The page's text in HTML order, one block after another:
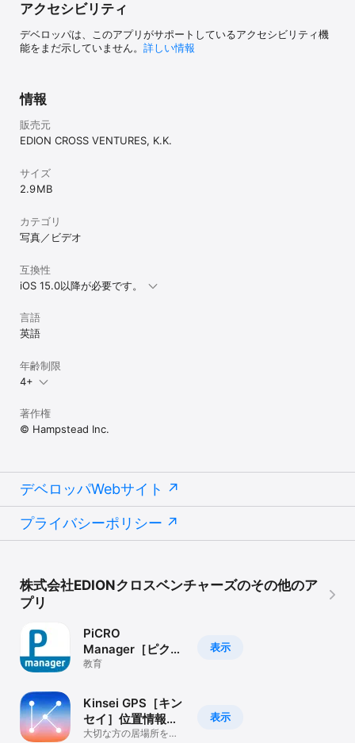
アクセシビリティ
デベロッパは、このアプリがサポートしているアクセシビリティ機
能をまだ示していません。 詳しい情報
情報
販売元
EDION CROSS VENTURES, K.K.
サイズ
2.9 MB
カテゴリ
写真／ビデオ
互換性
iOS 15.0以降が必要です。
言語
英語
年齢制限
4+
著作権
© Hampstead Inc.
デベロッパWebサイト
プライバシーポリシー
株式会社EDIONクロスベンチャーズのその他のア
プリ
表示
PiCRO
Manager［ピク
ロ］指導員・先生
教育
表示
Kinsei GPS［キン
セイ］位置情報検
索 見守り
大切な方の居場所をい